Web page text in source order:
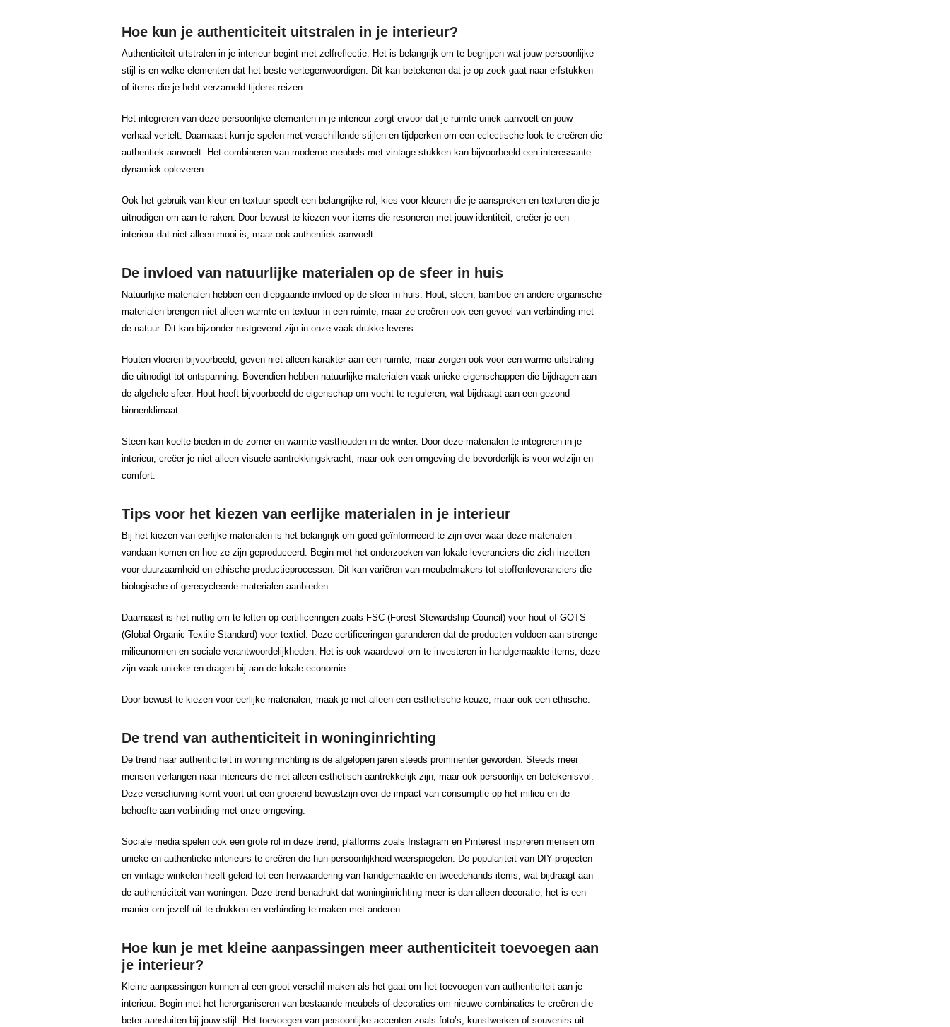
Hoe kun je authenticiteit uitstralen in je interieur?
Authenticiteit uitstralen in je interieur begint met zelfreflectie. Het is belangrijk om te begrijpen wat jouw persoonlijke
stijl is en welke elementen dat het beste vertegenwoordigen. Dit kan betekenen dat je op zoek gaat naar erfstukken
of items die je hebt verzameld tijdens reizen.
Het integreren van deze persoonlijke elementen in je interieur zorgt ervoor dat je ruimte uniek aanvoelt en jouw
verhaal vertelt. Daarnaast kun je spelen met verschillende stijlen en tijdperken om een eclectische look te creëren die
authentiek aanvoelt. Het combineren van moderne meubels met vintage stukken kan bijvoorbeeld een interessante
dynamiek opleveren.
Ook het gebruik van kleur en textuur speelt een belangrijke rol; kies voor kleuren die je aanspreken en texturen die je
uitnodigen om aan te raken. Door bewust te kiezen voor items die resoneren met jouw identiteit, creëer je een
interieur dat niet alleen mooi is, maar ook authentiek aanvoelt.
De invloed van natuurlijke materialen op de sfeer in huis
Natuurlijke materialen hebben een diepgaande invloed op de sfeer in huis. Hout, steen, bamboe en andere organische
materialen brengen niet alleen warmte en textuur in een ruimte, maar ze creëren ook een gevoel van verbinding met
de natuur. Dit kan bijzonder rustgevend zijn in onze vaak drukke levens.
Houten vloeren bijvoorbeeld, geven niet alleen karakter aan een ruimte, maar zorgen ook voor een warme uitstraling
die uitnodigt tot ontspanning. Bovendien hebben natuurlijke materialen vaak unieke eigenschappen die bijdragen aan
de algehele sfeer. Hout heeft bijvoorbeeld de eigenschap om vocht te reguleren, wat bijdraagt aan een gezond
binnenklimaat.
Steen kan koelte bieden in de zomer en warmte vasthouden in de winter. Door deze materialen te integreren in je
interieur, creëer je niet alleen visuele aantrekkingskracht, maar ook een omgeving die bevorderlijk is voor welzijn en
comfort.
Tips voor het kiezen van eerlijke materialen in je interieur
Bij het kiezen van eerlijke materialen is het belangrijk om goed geïnformeerd te zijn over waar deze materialen
vandaan komen en hoe ze zijn geproduceerd. Begin met het onderzoeken van lokale leveranciers die zich inzetten
voor duurzaamheid en ethische productieprocessen. Dit kan variëren van meubelmakers tot stoffenleveranciers die
biologische of gerecycleerde materialen aanbieden.
Daarnaast is het nuttig om te letten op certificeringen zoals FSC (Forest Stewardship Council) voor hout of GOTS
(Global Organic Textile Standard) voor textiel. Deze certificeringen garanderen dat de producten voldoen aan strenge
milieunormen en sociale verantwoordelijkheden. Het is ook waardevol om te investeren in handgemaakte items; deze
zijn vaak unieker en dragen bij aan de lokale economie.
Door bewust te kiezen voor eerlijke materialen, maak je niet alleen een esthetische keuze, maar ook een ethische.
De trend van authenticiteit in woninginrichting
De trend naar authenticiteit in woninginrichting is de afgelopen jaren steeds prominenter geworden. Steeds meer
mensen verlangen naar interieurs die niet alleen esthetisch aantrekkelijk zijn, maar ook persoonlijk en betekenisvol.
Deze verschuiving komt voort uit een groeiend bewustzijn over de impact van consumptie op het milieu en de
behoefte aan verbinding met onze omgeving.
Sociale media spelen ook een grote rol in deze trend; platforms zoals Instagram en Pinterest inspireren mensen om
unieke en authentieke interieurs te creëren die hun persoonlijkheid weerspiegelen. De populariteit van DIY-projecten
en vintage winkelen heeft geleid tot een herwaardering van handgemaakte en tweedehands items, wat bijdraagt aan
de authenticiteit van woningen. Deze trend benadrukt dat woninginrichting meer is dan alleen decoratie; het is een
manier om jezelf uit te drukken en verbinding te maken met anderen.
Hoe kun je met kleine aanpassingen meer authenticiteit toevoegen aan
je interieur?
Kleine aanpassingen kunnen al een groot verschil maken als het gaat om het toevoegen van authenticiteit aan je
interieur. Begin met het herorganiseren van bestaande meubels of decoraties om nieuwe combinaties te creëren die
beter aansluiten bij jouw stijl. Het toevoegen van persoonlijke accenten zoals foto’s, kunstwerken of souvenirs uit